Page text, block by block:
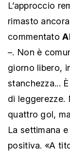
L’approccio
rimasto
commentato
–. Non è
giorno libero,
stanchezza...
di leggerezze.
quattro gol,
La settimana
positiva. «A